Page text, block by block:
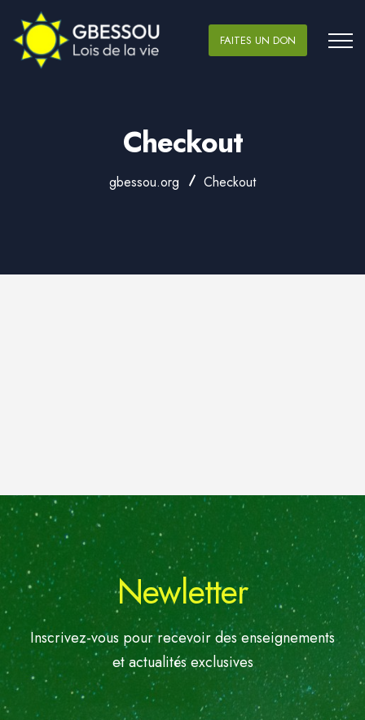
FAITES UN DON
Checkout
gbessou.org Checkout
Newletter
Inscrivez-vous pour recevoir des enseignements
et actualités exclusives